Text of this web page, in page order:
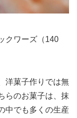
クワーズ（140
洋菓子作りでは無
らのお菓子は、抹
中でも多くの生産